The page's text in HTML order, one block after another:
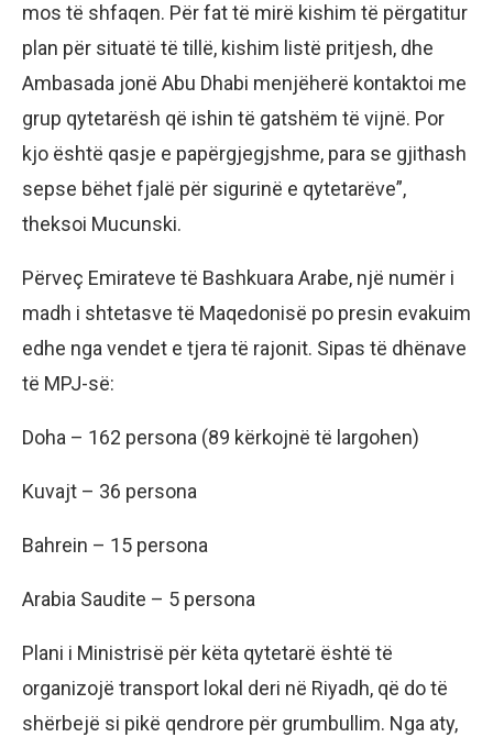
mos të shfaqen. Për fat të mirë kishim të përgatitur
plan për situatë të tillë, kishim listë pritjesh, dhe
Ambasada jonë Abu Dhabi menjëherë kontaktoi me
grup qytetarësh që ishin të gatshëm të vijnë. Por
kjo është qasje e papërgjegjshme, para se gjithash
sepse bëhet fjalë për sigurinë e qytetarëve”,
theksoi Mucunski.
Përveç Emirateve të Bashkuara Arabe, një numër i
madh i shtetasve të Maqedonisë po presin evakuim
edhe nga vendet e tjera të rajonit. Sipas të dhënave
të MPJ-së:
Doha – 162 persona (89 kërkojnë të largohen)
Kuvajt – 36 persona
Bahrein – 15 persona
Arabia Saudite – 5 persona
Plani i Ministrisë për këta qytetarë është të
organizojë transport lokal deri në Riyadh, që do të
shërbejë si pikë qendrore për grumbullim. Nga aty,